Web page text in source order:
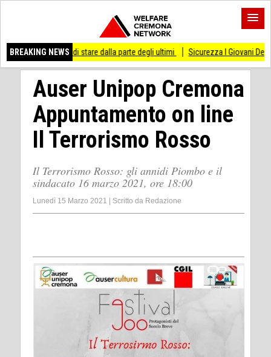
BREAKING NEWS
di stare dalla parte degli ultimi Sicurezza I Giovani Democratici
Auser Unipop Cremona
Appuntamento on line
Il Terrorismo Rosso
Il Terrorismo Rosso: gli annidi Piombo e il
sindacato 16 marzo 2021, ore 18:00
Lunedì 15 Marzo 2021 Scritto da Redazione